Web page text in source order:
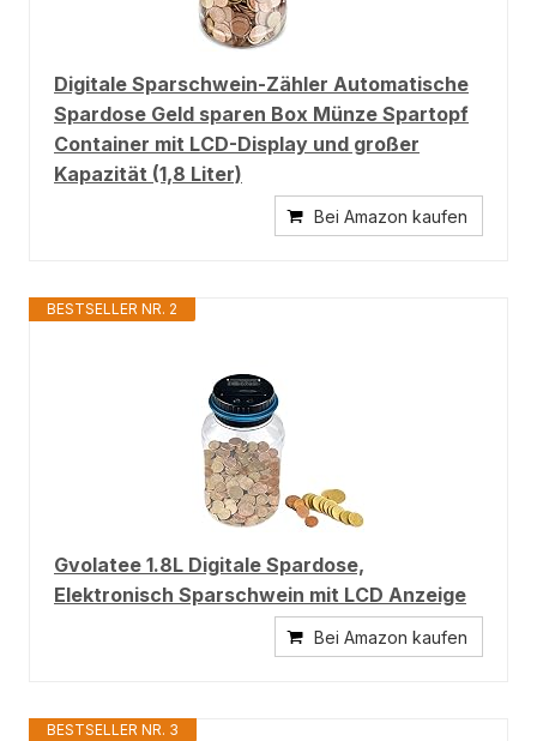
Digitale Sparschwein-Zähler Automatische
Spardose Geld sparen Box Münze Spartopf
Container mit LCD-Display und großer
Kapazität (1,8 Liter)
Bei Amazon kaufen
BESTSELLER NR. 2
Gvolatee 1.8L Digitale Spardose,
Elektronisch Sparschwein mit LCD Anzeige
Bei Amazon kaufen
BESTSELLER NR. 3